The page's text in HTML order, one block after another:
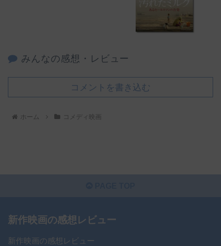
みんなの感想・レビュー
コメントを書き込む
ホーム コメディ映画
新作映画の感想レビュー
新作映画の感想レビュー